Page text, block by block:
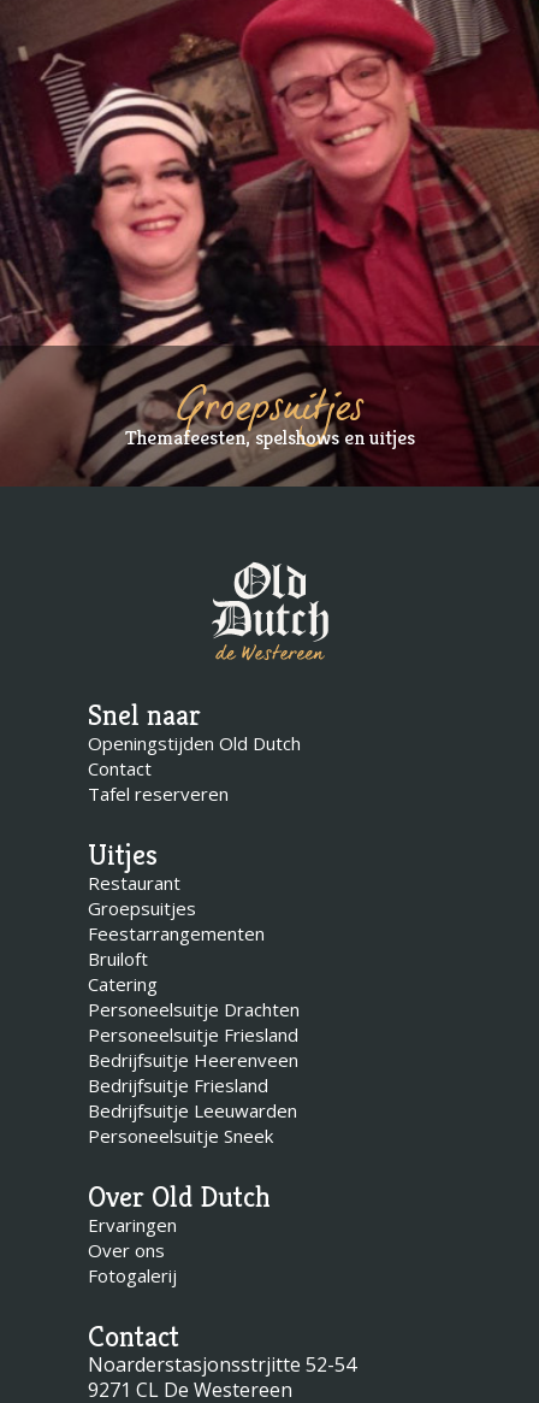
Groepsuitjes
Themafeesten, spelshows en uitjes
Snel naar
Openingstijden Old Dutch
Contact
Tafel reserveren
Uitjes
Restaurant
Groepsuitjes
Feestarrangementen
Bruiloft
Catering
Personeelsuitje Drachten
Personeelsuitje Friesland
Bedrijfsuitje Heerenveen
Bedrijfsuitje Friesland
Bedrijfsuitje Leeuwarden
Personeelsuitje Sneek
Over Old Dutch
Ervaringen
Over ons
Fotogalerij
Contact
Noarderstasjonsstrjitte 52-54
9271 CL De Westereen